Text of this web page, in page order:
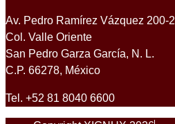
Av. Pedro Ramírez Vázquez 200-2
Col. Valle Oriente
San Pedro Garza García, N. L.
C.P. 66278, México
Tel. +52 81 8040 6600